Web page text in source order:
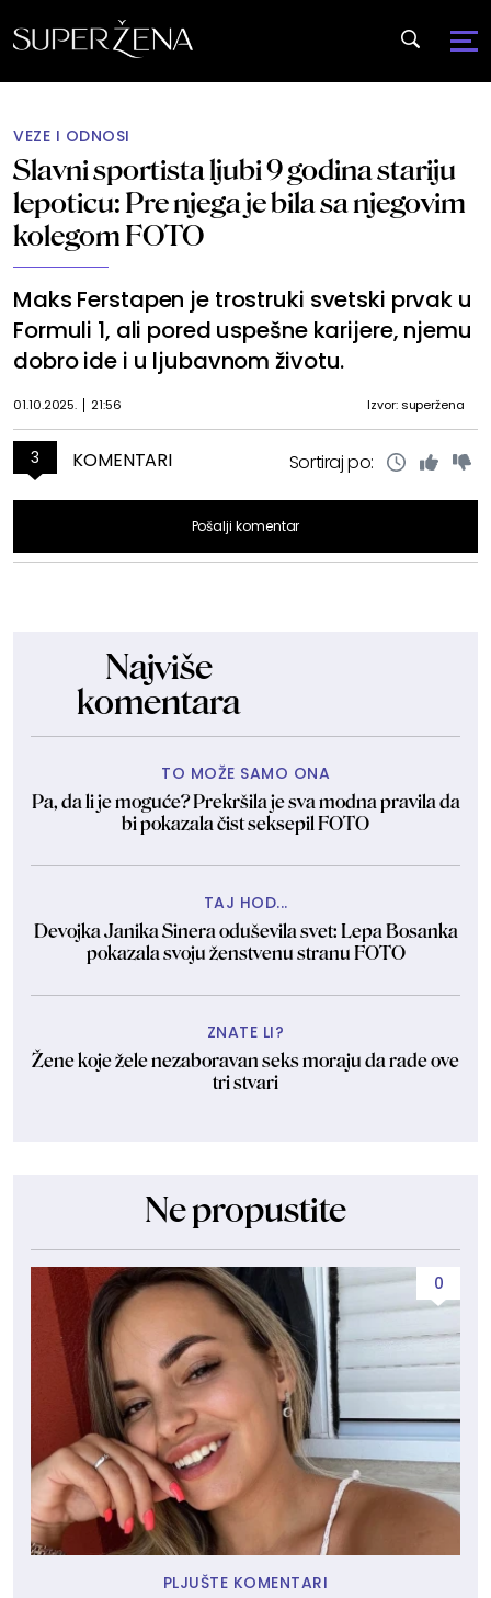
VEZE I ODNOSI
Slavni sportista ljubi 9 godina stariju
lepoticu: Pre njega je bila sa njegovim
kolegom FOTO
Maks Ferstapen je trostruki svetski prvak u
Formuli 1, ali pored uspešne karijere, njemu
dobro ide i u ljubavnom životu.
01.10.2025. 21:56 Izvor: superžena
3 KOMENTARI Sortiraj po:
Pošalji komentar
Najviše
komentara
TO MOŽE SAMO ONA
Pa, da li je moguće? Prekršila je sva modna pravila da
bi pokazala čist seksepil FOTO
TAJ HOD...
Devojka Janika Sinera oduševila svet: Lepa Bosanka
pokazala svoju ženstvenu stranu FOTO
ZNATE LI?
Žene koje žele nezaboravan seks moraju da rade ove
tri stvari
Ne propustite
0
PLJUŠTE KOMENTARI